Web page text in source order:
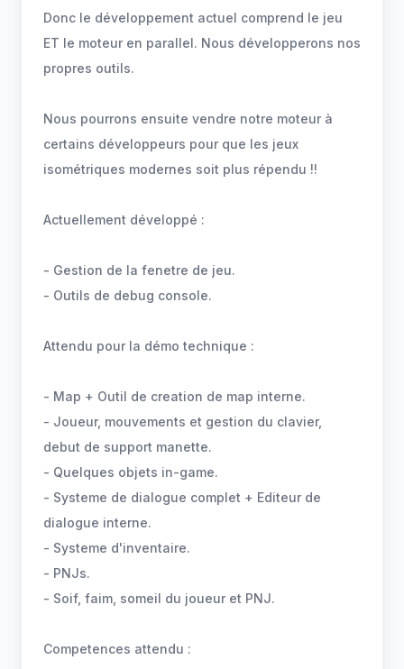
Donc le développement actuel comprend le jeu
ET le moteur en parallel. Nous développerons nos
propres outils.
Nous pourrons ensuite vendre notre moteur à
certains développeurs pour que les jeux
isométriques modernes soit plus répendu !!
Actuellement développé :
- Gestion de la fenetre de jeu.
- Outils de debug console.
Attendu pour la démo technique :
- Map + Outil de creation de map interne.
- Joueur, mouvements et gestion du clavier,
debut de support manette.
- Quelques objets in-game.
- Systeme de dialogue complet + Editeur de
dialogue interne.
- Systeme d'inventaire.
- PNJs.
- Soif, faim, someil du joueur et PNJ.
Competences attendu :